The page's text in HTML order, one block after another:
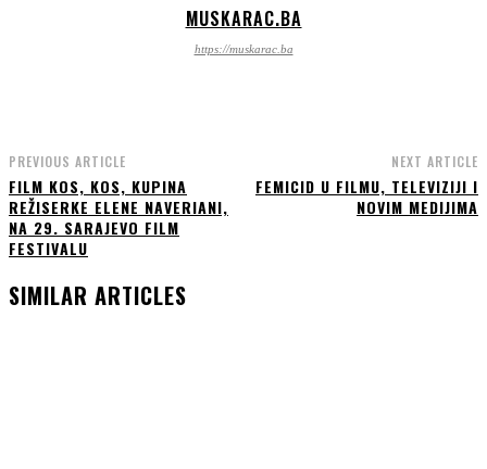
MUSKARAC.BA
https://muskarac.ba
PREVIOUS ARTICLE
FILM KOS, KOS, KUPINA
REŽISERKE ELENE NAVERIANI,
NA 29. SARAJEVO FILM
FESTIVALU
NEXT ARTICLE
FEMICID U FILMU, TELEVIZIJI I
NOVIM MEDIJIMA
SIMILAR ARTICLES